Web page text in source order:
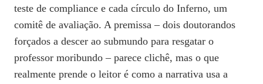
teste de compliance e cada círculo do Inferno, um
comitê de avaliação. A premissa – dois doutorandos
forçados a descer ao submundo para resgatar o
professor moribundo – parece clichê, mas o que
realmente prende o leitor é como a narrativa usa a